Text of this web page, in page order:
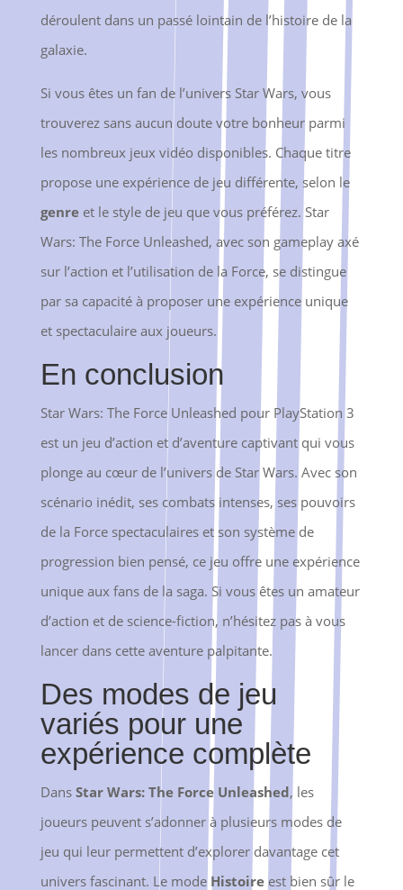
déroulent dans un passé lointain de l’histoire de la
galaxie.
Si vous êtes un fan de l’univers Star Wars, vous
trouverez sans aucun doute votre bonheur parmi
les nombreux jeux vidéo disponibles. Chaque titre
propose une expérience de jeu différente, selon le
genreet le style de jeu que vous préférez. Star
Wars: The Force Unleashed, avec son gameplay axé
sur l’action et l’utilisation de la Force, se distingue
par sa capacité à proposer une expérience unique
et spectaculaire aux joueurs.
En conclusion
Star Wars: The Force Unleashed pour PlayStation 3
est un jeu d’action et d’aventure captivant qui vous
plonge au cœur de l’univers de Star Wars. Avec son
scénario inédit, ses combats intenses, ses pouvoirs
de la Force spectaculaires et son système de
progression bien pensé, ce jeu offre une expérience
unique aux fans de la saga. Si vous êtes un amateur
d’action et de science-fiction, n’hésitez pas à vous
lancer dans cette aventure palpitante.
Des modes de jeu
variés pour une
expérience complète
Dans Star Wars: The Force Unleashed, les
joueurs peuvent s’adonner à plusieurs modes de
jeu qui leur permettent d’explorer davantage cet
univers fascinant. Le mode Histoireest bien sûr le